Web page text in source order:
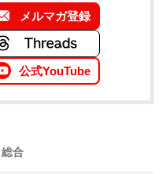
メルマガ登録
公式YouTube
総合